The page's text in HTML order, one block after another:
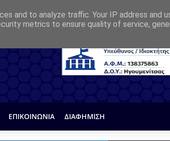
ΕΠΙΚΟΙΝΩΝΙΑ ΔΙΑΦΗΜΙΣΗ
and to analyze traffic. Your IP address and
metrics to ensure quality of service,